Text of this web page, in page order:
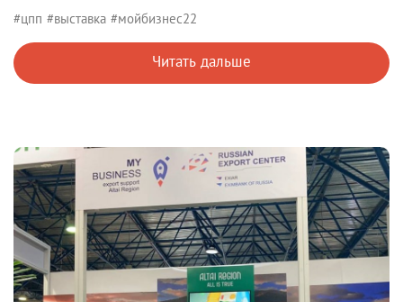
#цпп #выставка #мойбизнес22
Читать дальше